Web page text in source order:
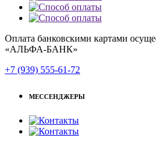
Оплата банковскими картами
«АЛЬФА-БАНК»
+7 (939) 555-61-72
МЕССЕНДЖЕРЫ